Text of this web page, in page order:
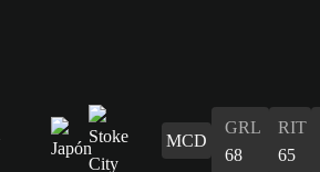
MCD
GRL
68
RIT
65